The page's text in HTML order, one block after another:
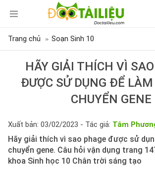
Trang chủ Soạn Sinh 10
HÃY GIẢI THÍCH VÌ
ĐƯỢC SỬ DỤNG ĐỂ LÀM
CHUYỂN GENE
Xuất bản: 03/02/2023 - Tác giả: Tâm
Hãy giải thích vì sao phage được sử
chuyển gene. Câu hỏi vận dụng trang
khoa Sinh học 10 Chân trời sáng tạo